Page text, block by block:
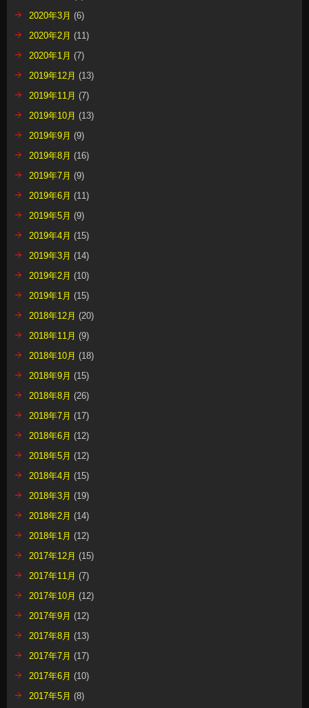
2020年3月 (6)
2020年2月 (11)
2020年1月 (7)
2019年12月 (13)
2019年11月 (7)
2019年10月 (13)
2019年9月 (9)
2019年8月 (16)
2019年7月 (9)
2019年6月 (11)
2019年5月 (9)
2019年4月 (15)
2019年3月 (14)
2019年2月 (10)
2019年1月 (15)
2018年12月 (20)
2018年11月 (9)
2018年10月 (18)
2018年9月 (15)
2018年8月 (26)
2018年7月 (17)
2018年6月 (12)
2018年5月 (12)
2018年4月 (15)
2018年3月 (19)
2018年2月 (14)
2018年1月 (12)
2017年12月 (15)
2017年11月 (7)
2017年10月 (12)
2017年9月 (12)
2017年8月 (13)
2017年7月 (17)
2017年6月 (10)
2017年5月 (8)